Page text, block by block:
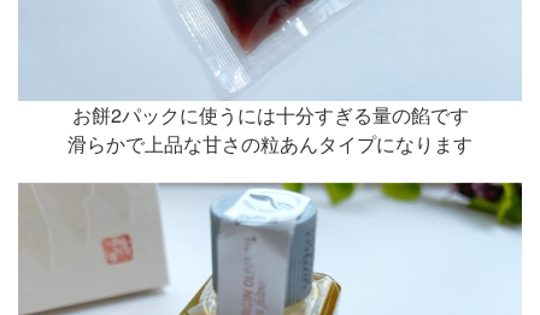
お餅2パックに使うには十分すぎる量の餡です
滑らかで上品な甘さの粒あんタイプになります